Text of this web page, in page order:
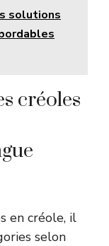
solutions
créoles
en créole, il
selon